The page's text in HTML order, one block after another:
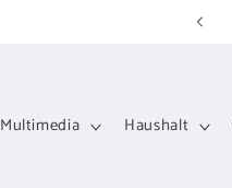
Multimedia Haushalt